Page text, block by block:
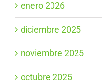
enero 2026
diciembre 2025
noviembre 2025
octubre 2025